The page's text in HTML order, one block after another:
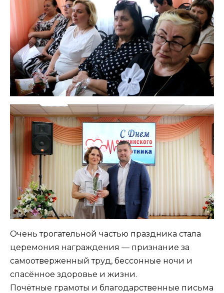
Очень трогательной частью праздника стала
церемония награждения — признание за
самоотверженный труд, бессонные ночи и
спасённое здоровье и жизни.
Почётные грамоты и благодарственные письма